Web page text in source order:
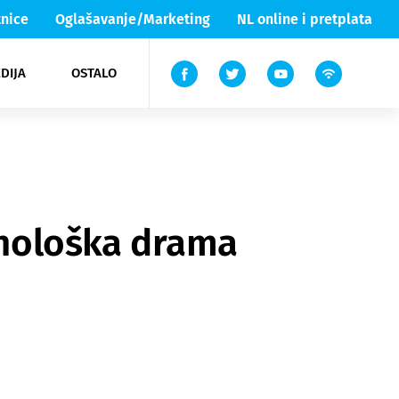
Oglašavanje/Marketing NL online i pretplata
OSTALO
Lika & Senj
TV
drama